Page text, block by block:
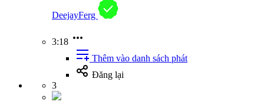
DeejayFerg
3:18
Thêm vào danh sách phát
Đăng lại
3